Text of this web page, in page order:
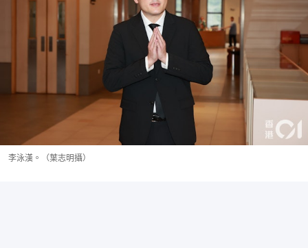
李泳漢。（葉志明攝）